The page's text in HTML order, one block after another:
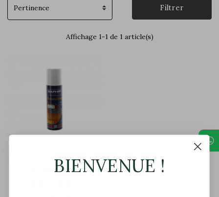
Filtrer
Affichage 1-1 de 1 article(s)
Saphir - renovetine aero -
200ml - neutre
BIENVENUE !